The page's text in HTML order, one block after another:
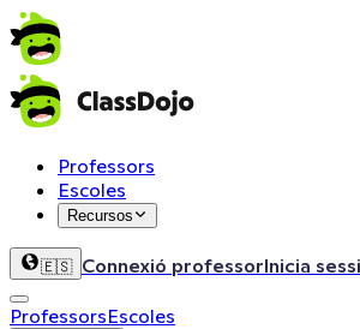
Professors
Escoles
Recursos
🇪🇸 Connexió professorInicia
ProfessorsEscoles